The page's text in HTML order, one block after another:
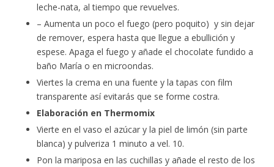
leche-nata, al tiempo que revuelves.
– Aumenta un poco el fuego (pero poquito) y sin dejar
de remover, espera hasta que llegue a ebullición y
espese. Apaga el fuego y añade el chocolate fundido a
baño María o en microondas.
Viertes la crema en una fuente y la tapas con film
transparente así evitarás que se forme costra.
Elaboración en Thermomix
Vierte en el vaso el azúcar y la piel de limón (sin parte
blanca) y pulveriza 1 minuto a vel. 10.
Pon la mariposa en las cuchillas y añade el resto de los